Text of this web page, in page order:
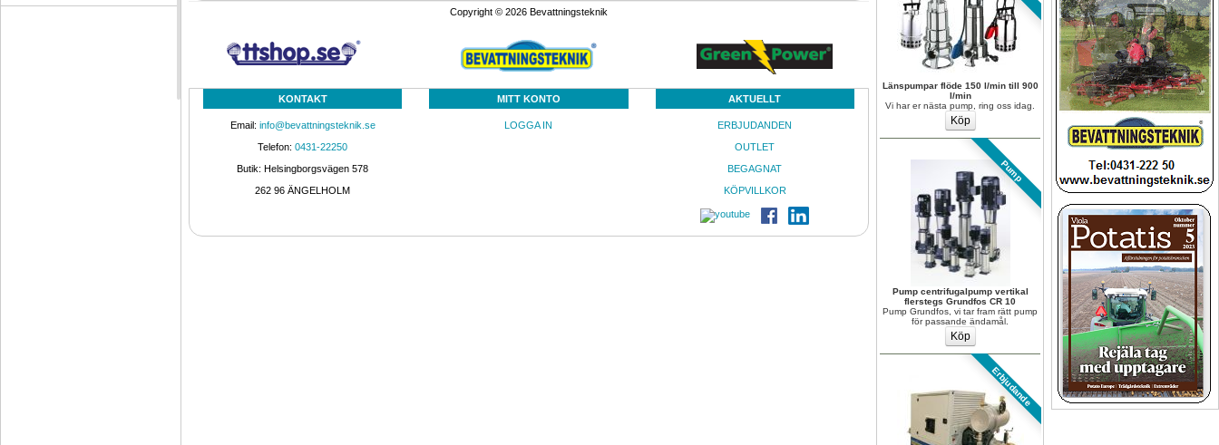
Länspumpar flöde 150 l/min till 900
l/min
Vi har er nästa pump, ring oss idag.
Pump
Pump centrifugalpump vertikal
flerstegs Grundfos CR 10
Pump Grundfos, vi tar fram rätt pump
för passande ändamål.
Erbjudande
Copyright © 2026 Bevattningsteknik
KONTAKT
Email: info@bevattningsteknik.se
Telefon: 0431-22250
Butik: Helsingborgsvägen 578
262 96 ÄNGELHOLM
MITT KONTO
LOGGA IN
AKTUELLT
ERBJUDANDEN
OUTLET
BEGAGNAT
KÖPVILLKOR